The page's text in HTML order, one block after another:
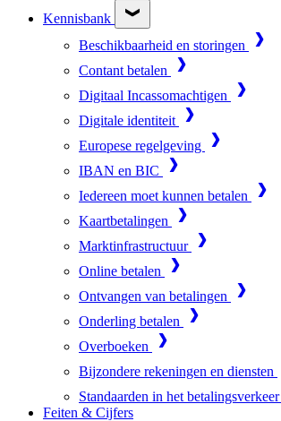
Kennisbank
Beschikbaarheid en storingen
Contant betalen
Digitaal Incassomachtigen
Digitale identiteit
Europese regelgeving
IBAN en BIC
Iedereen moet kunnen betalen
Kaartbetalingen
Marktinfrastructuur
Online betalen
Ontvangen van betalingen
Onderling betalen
Overboeken
Bijzondere rekeningen en diensten
Standaarden in het betalingsverkeer
Feiten & Cijfers